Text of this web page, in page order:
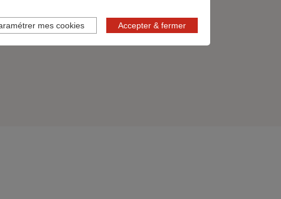
Accepter & fermer
mes cookies